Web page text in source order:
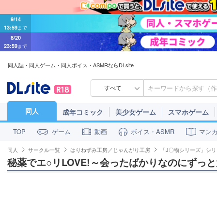
13:59まで
8/20
23:59まで
同人誌・同人ゲーム・同人ボイス・ASMRならDLsite
すべて
同人 成年コミック 美少女ゲーム スマホゲーム
TOP ゲーム 動画 ボイス・ASMR マン
同人 サークル一覧 はりねずみ工房／じゃんがり工房 「J〇物シリーズ」シ
秘薬でエ○リLOVE!～会ったばかりなのにずっ